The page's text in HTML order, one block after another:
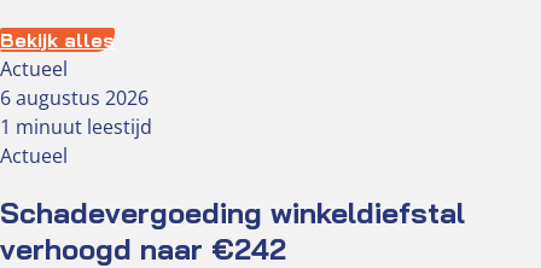
Bekijk alles
Actueel
6 augustus 2026
1 minuut leestijd
Actueel
Schadevergoeding winkeldiefstal
verhoogd naar €242